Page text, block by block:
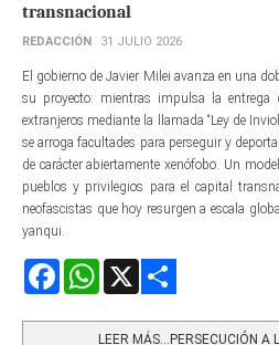
transnacional
REDACCIÓN 31 JULIO 2026
El gobierno de Javier Milei avanza en una
su proyecto: mientras impulsa la entrega
extranjeros mediante la llamada “Ley de
se arroga facultades para perseguir y
de carácter abiertamente xenófobo. Un
pueblos y privilegios para el capital
neofascistas que hoy resurgen a escala
yanqui.
FacebookWhatsApp
LEER MÁS…PERSECUCIÓN A